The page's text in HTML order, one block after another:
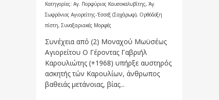
Κατηγορίες: Αγ. Πορφύριος Καυσοκαλυβίτης, Άγ.
Σωφρόνιος Αγιορείτης-'Εσσεξ (Σαχάρωφ), Ορθόδοξη
πίστη, Συναξαριακές Μορφές
Συνέχεια από (2) Μοναχού Μωϋσέως
Αγιορείτου Ο Γέροντας Γαβριήλ
Καρουλιώτης (+1968) υπήρξε αυστηρός
ασκητής τών Καρουλίων, άνθρωπος
βαθειάς μετάνοιας, βίας...